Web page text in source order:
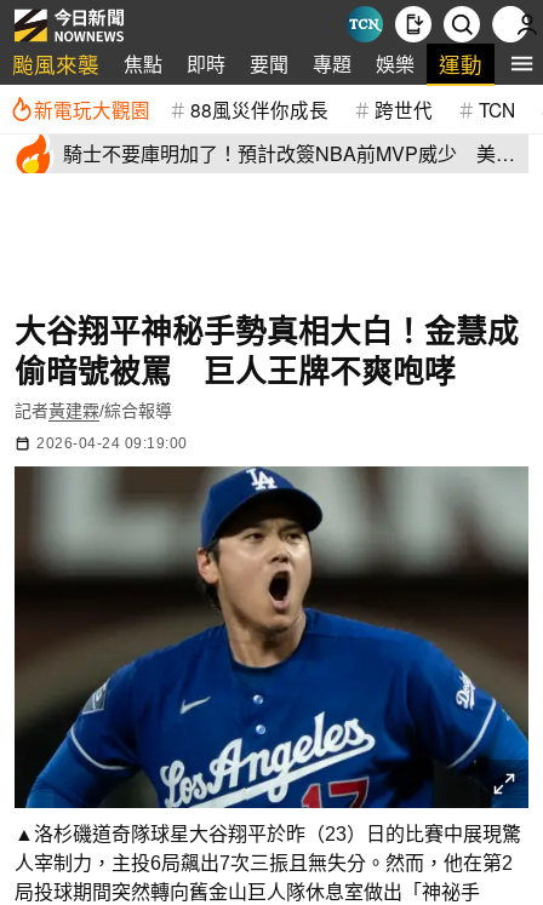
颱風來襲 焦點 即時 要聞 專題 娛樂 運動 全
新電玩大觀園 88風災伴你成長 跨世代 TCN
騎士不要庫明加了！預計改簽NBA前MVP威少 美
大谷翔平神秘手勢真相大白！金慧成
偷暗號被罵 巨人王牌不爽咆哮
記者黃建霖/綜合報導
2026-04-24 09:19:00
▲洛杉磯道奇隊球星大谷翔平於昨（23）日的比賽中展現驚
人宰制力，主投6局飆出7次三振且無失分。然而，他在第2
局投球期間突然轉向舊金山巨人隊休息室做出「神祕手